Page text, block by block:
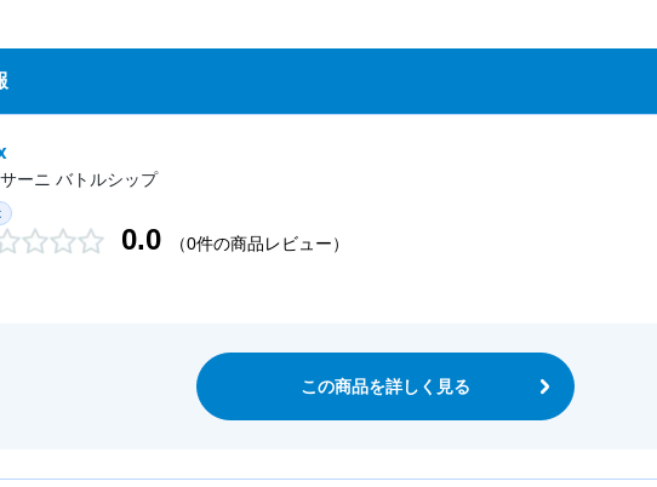
ーニ バトルシップ
0.0 （0件の商品レビュー）
この商品を詳しく見る